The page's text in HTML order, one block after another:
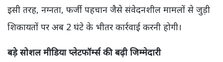
इसी तरह, नग्नता, फर्जी पहचान जैसे संवेदनशील मामलों से जुड़ी
शिकायतों पर अब 2 घंटे के भीतर कार्रवाई करनी होगी।
बड़े सोशल मीडिया प्लेटफॉर्म्स की बढ़ी जिम्मेदारी